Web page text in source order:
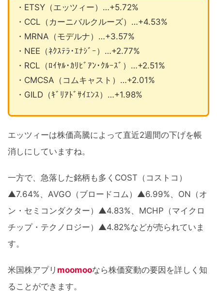
・ETSY（エッツィー）…+5.72%
・CCL（カーニバルクルーズ）…+4.53%
・MRNA（モデルナ）…+3.57%
・NEE（ﾈｸｽﾃﾗ･ｴﾅｼﾞｰ）…+2.77%
・RCL（ﾛｲﾔﾙ･ｶﾘﾋﾞｱﾝ･ｸﾙｰｽﾞ）…+2.51%
・CMCSA（コムキャスト）…+2.01%
・GILD（ｷﾞﾘｱﾄﾞｻｲｴﾝｽ）…+1.98%
エッツィーは株価高騰によって直近2週間の下げを帳
消しにしていますね。
一方で、急落した銘柄も多くCOST（コストコ）
▲7.64%、AVGO（ブロードコム）▲6.99%、ON（オ
ン・セミコンダクター）▲4.83%、MCHP（マイクロ
チップ・テクノロジー）▲4.82%などが売られていま
す。
米国株アプリ moomooなら株価変動の要因を詳しく知
ることができます。